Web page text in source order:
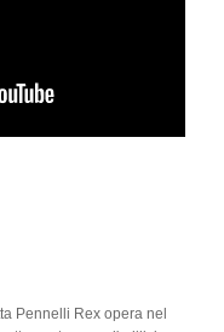
Pennelli Rex opera nel